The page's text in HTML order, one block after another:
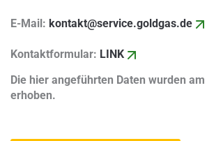
E-Mail: kontakt@service.goldgas.de
Kontaktformular: LINK
Die hier angeführten Daten wurden
erhoben.